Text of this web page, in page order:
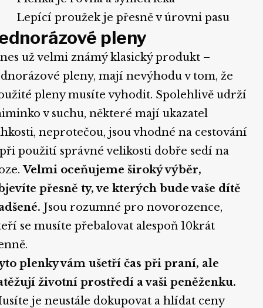
proužek je přesně v úrovni pasu
pleny
už velmi známý klasický produkt –
pleny, mají nevýhodu v tom, že
pleny musíte vyhodit. Spolehlivě udrží
v suchu, některé mají ukazatel
neprotečou, jsou vhodné na cestování
použití správné velikosti dobře sedí na
Velmi oceňujeme široký výběr,
přesně ty, ve kterých bude vaše dítě
Jsou rozumné pro novorozence,
se musíte přebalovat alespoň 10krát
plenky vám ušetří čas při praní, ale
životní prostředí a vaši peněženku.
je neustále dokupovat a hlídat ceny